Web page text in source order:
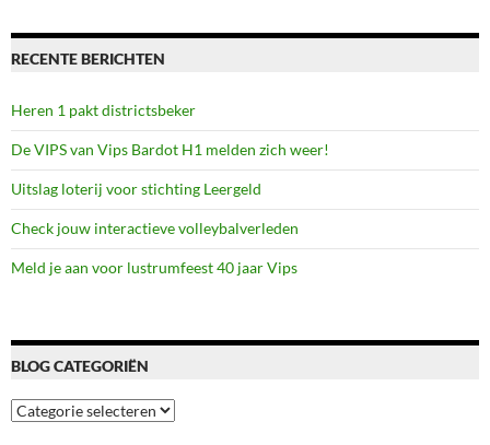
RECENTE BERICHTEN
Heren 1 pakt districtsbeker
De VIPS van Vips Bardot H1 melden zich weer!
Uitslag loterij voor stichting Leergeld
Check jouw interactieve volleybalverleden
Meld je aan voor lustrumfeest 40 jaar Vips
BLOG CATEGORIËN
Blog
categoriën